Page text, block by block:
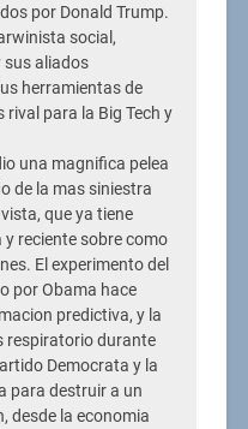
por Donald Trump.
social,
aliados
herramientas de
para la Big Tech y
una magnifica pelea
de la mas siniestra
que ya tiene
reciente sobre como
El experimento del
por Obama hace
predictiva, y la
respiratorio durante
Democrata y la
para destruir a un
desde la economia